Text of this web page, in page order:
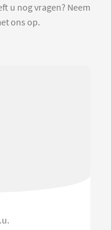
u nog vragen? Neem
ons op.